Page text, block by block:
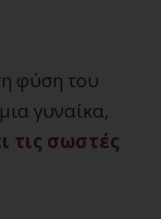
φύση του
γυναίκα,
τις σωστές